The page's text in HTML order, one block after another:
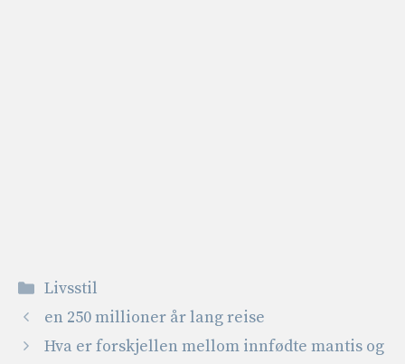
Kategorier
Livsstil
en 250 millioner år lang reise
Hva er forskjellen mellom innfødte mantis og